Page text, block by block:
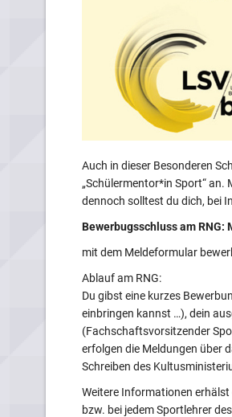
Auch in dieser Besonderen
„Schülermentor*in Sport“
dennoch solltest du dich, bei
Bewerbugsschluss am RNG:
mit dem Meldeformular
Ablauf am RNG:
Du gibst eine kurzes
einbringen kannst …), dein
(Fachschaftsvorsitzender
erfolgen die Meldungen über
Schreiben des
Weitere Informationen
bzw. bei jedem Sportlehrer